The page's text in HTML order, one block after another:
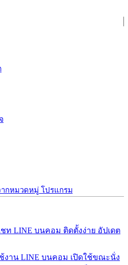
กหมวดหมู่ โปรแกรม
ท LINE บนคอม ติดตั้งง่าย อัปเดต
งาน LINE บนคอม เปิดใช้ขณะนั่ง